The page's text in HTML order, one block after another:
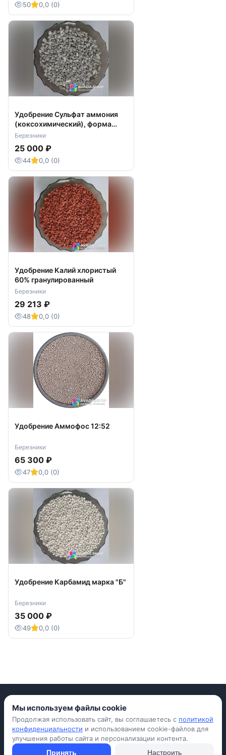
50 0,0 (0)
Удобрение Сульфат аммония
(коксохимический), форма
ломаная
Березники
25 000 ₽
44 0,0 (0)
Удобрение Калий хлористый
60% гранулированный
Березники
29 213 ₽
48 0,0 (0)
Удобрение Аммофос 12:52
Березники
65 300 ₽
47 0,0 (0)
Удобрение Карбамид марка "Б"
Березники
35 000 ₽
49 0,0 (0)
Приложение для iPhone
© Avada Shop, 2026
Конфиденциальность
Мы используем файлы cookie
Продолжая использовать сайт, вы соглашаетесь с политикой
конфиденциальности и использованием cookie-файлов для
улучшения работы сайта и персонализации контента.
Принять
Настроить